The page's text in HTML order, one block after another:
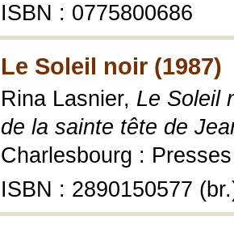
ISBN : 0775800686
Le Soleil noir (1987)
Rina Lasnier, Le Soleil
de la sainte tête de
Charlesbourg :
ISBN : 2890150577